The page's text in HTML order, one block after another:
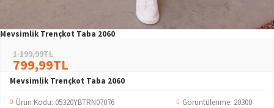
Mevsimlik Trençkot Taba 2060
Mevsimlik Trençkot Taba 2060
Ürün Kodu: 05320YBTRN07076 Görüntülenme: 20300
799,99TL
1.199,99TL